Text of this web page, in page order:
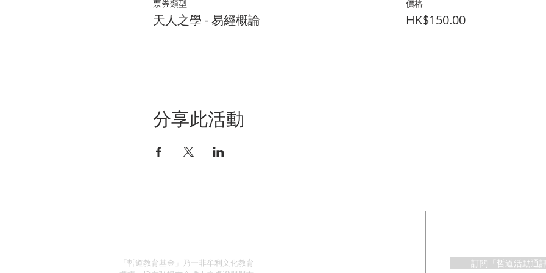
票券類型
天人之學 - 易經概論
價格
HK$150.00
分享此活動
「哲道教育基金」乃一非牟利文化教育
訂閱「哲道活動通訊